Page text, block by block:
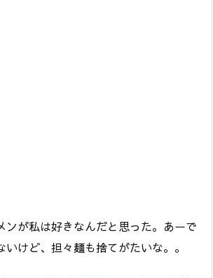
ンが私は好きなんだと思った。あーで
けど、担々麺も捨てがたいな。。